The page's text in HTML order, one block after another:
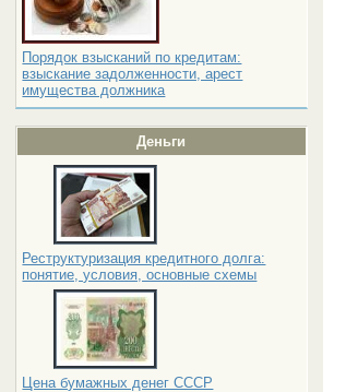
Порядок взысканий по кредитам:
взыскание задолженности, арест
имущества должника
Деньги
Реструктуризация кредитного долга:
понятие, условия, основные схемы
Цена бумажных денег СССР